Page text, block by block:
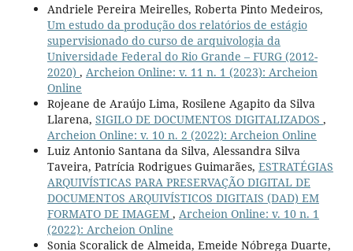
Andriele Pereira Meirelles, Roberta Pinto Medeiros,
Um estudo da produção dos relatórios de estágio
supervisionado do curso de arquivologia da
Universidade Federal do Rio Grande – FURG (2012-
2020) , Archeion Online: v. 11 n. 1 (2023): Archeion
Online
Rojeane de Araújo Lima, Rosilene Agapito da Silva
Llarena, SIGILO DE DOCUMENTOS DIGITALIZADOS ,
Archeion Online: v. 10 n. 2 (2022): Archeion Online
Luiz Antonio Santana da Silva, Alessandra Silva
Taveira, Patrícia Rodrigues Guimarães, ESTRATÉGIAS
ARQUIVÍSTICAS PARA PRESERVAÇÃO DIGITAL DE
DOCUMENTOS ARQUIVÍSTICOS DIGITAIS (DAD) EM
FORMATO DE IMAGEM , Archeion Online: v. 10 n. 1
(2022): Archeion Online
Sonia Scoralick de Almeida, Emeide Nóbrega Duarte,